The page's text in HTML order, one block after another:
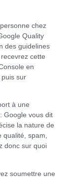
chez
Quality
des guidelines
cette
en
sur
à une
Google vous dit
la nature de
qualité, spam,
donc sur quoi
soumettre une